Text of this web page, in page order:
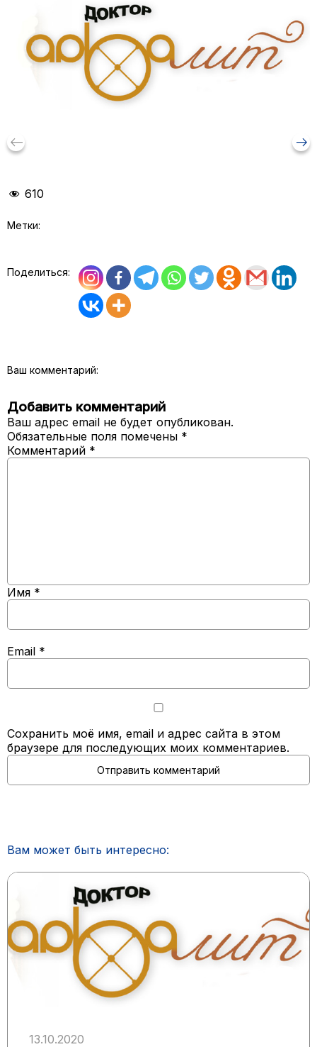
keyboard_backspace arrow_right_alt
610
Метки:
Поделиться:
Ваш комментарий:
Добавить комментарий
Ваш адрес email не будет опубликован.
Обязательные поля помечены *
Комментарий *
Имя *
Email *
Сохранить моё имя, email и адрес сайта в этом
браузере для последующих моих комментариев.
Вам может быть интересно:
13.10.2020